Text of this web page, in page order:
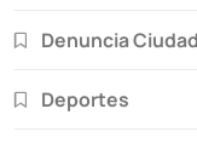
Denuncia
Deportes